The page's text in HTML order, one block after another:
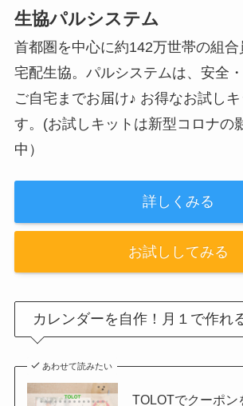
生協パルシステム
首都圏を中心に約142万世帯の組合
宅配生協。パルシステムは、安全
ご自宅までお届け♪ お得なお試し
す。(お試しキットは新型コロナの
中）
詳しくみる
お試ししてみる
カレンダーを自作！月１で作れ
あわせて読みたい
TOLOTでクーポン